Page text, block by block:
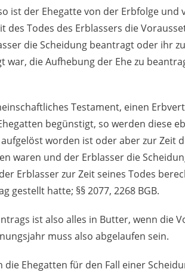
ist der Ehegatte von der Erbfolge und
des Todes des Erblassers die
die Scheidung beantragt oder ihr
war, die Aufhebung der Ehe zu
Testament, einen
begünstigt, so werden diese
worden ist oder aber zur Zeit
waren und der Erblasser die
Erblasser zur Zeit seines Todes
gestellt hatte; §§ 2077, 2268 BGB.
ist also alles in Butter, wenn die
muss also abgelaufen sein.
die Ehegatten für den Fall einer